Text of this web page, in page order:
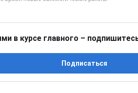
в курсе главного –
Подписаться